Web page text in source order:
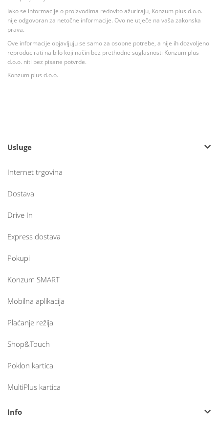
Iako se informacije o proizvodima redovito ažuriraju, Konzum plus d.o.o.
nije odgovoran za netočne informacije. Ovo ne utječe na vaša zakonska
prava.
Ove informacije objavljuju se samo za osobne potrebe, a nije ih dozvoljeno
reproducirati na bilo koji način bez prethodne suglasnosti Konzum plus
d.o.o. niti bez pisane potvrde.
Konzum plus d.o.o.
Usluge
Internet trgovina
Dostava
Drive In
Express dostava
Pokupi
Konzum SMART
Mobilna aplikacija
Plaćanje režija
Shop&Touch
Poklon kartica
MultiPlus kartica
Info